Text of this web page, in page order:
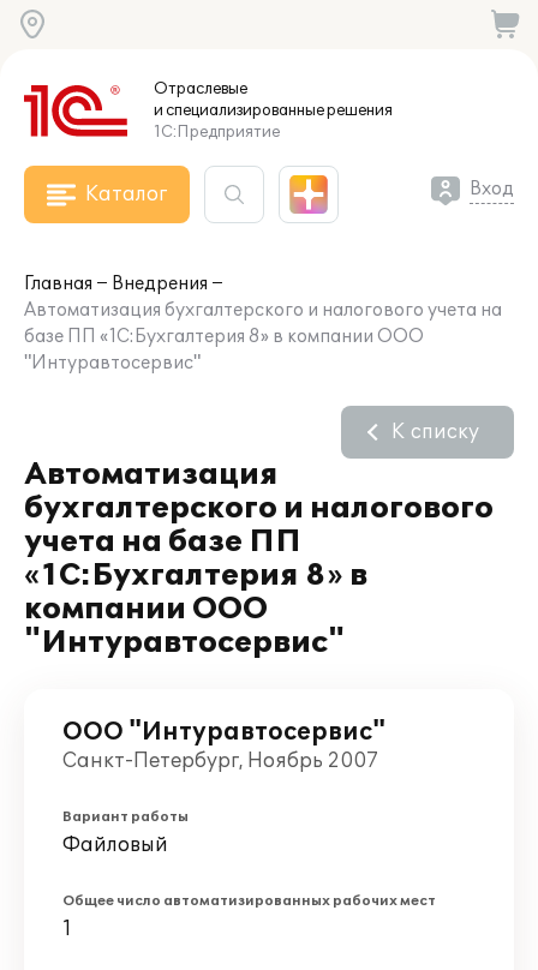
Отраслевые
и специализированныерешения
1С:Предприятие
Каталог Вход
Главная
Внедрения
Автоматизация бухгалтерского и налогового учета на
базе ПП «1С:Бухгалтерия 8» в компании ООО
"Интуравтосервис"
Автоматизация
бухгалтерского и налогового
учета на базе ПП
«1С:Бухгалтерия 8» в
компании ООО
"Интуравтосервис"
К списку
ООО "Интуравтосервис"
Санкт-Петербург, Ноябрь 2007
Вариант работы
Файловый
Общее число автоматизированных рабочих мест
1